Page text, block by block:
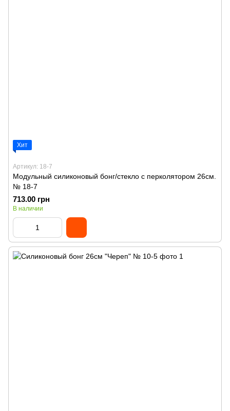
Хит
Артикул: 18-7
Модульный силиконовый бонг/стекло с перколятором 26см.
№ 18-7
713.00 грн
В наличии